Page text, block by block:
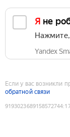
Я не
Yandex
Если у вас возникли
обратной связи
9193023689158572744: